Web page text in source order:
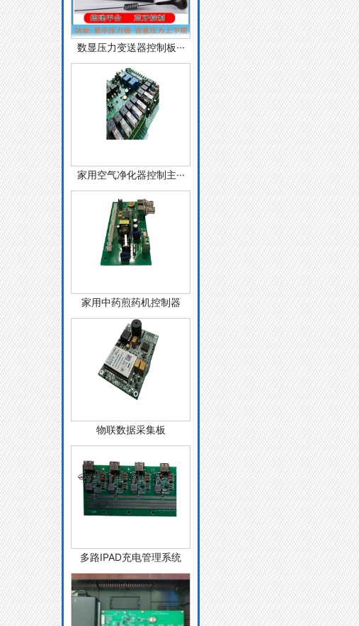
数显压力变送器控制板···
家用空气净化器控制主···
家用中药煎药机控制器
物联数据采集板
多路IPAD充电管理系统